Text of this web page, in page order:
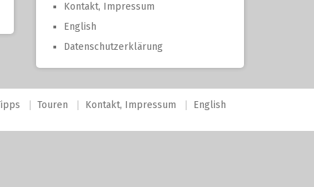
Kontakt, Impressum
English
Datenschutzerklärung
Touren Kontakt, Impressum
English